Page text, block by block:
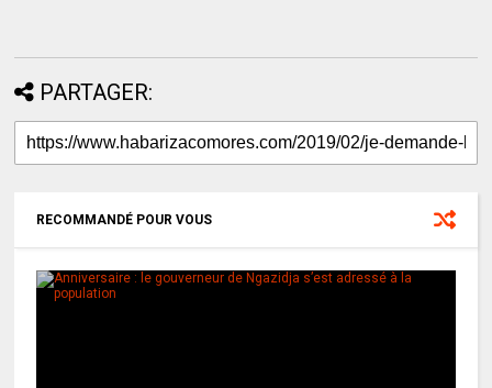
PARTAGER:
RECOMMANDÉ POUR VOUS